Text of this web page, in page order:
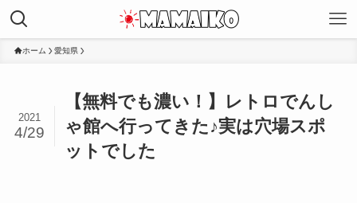
ホーム 愛知県
【無料でも濃い！】レトロでんし
ゃ館へ行ってきた♪実は穴場スポ
ットでした
2021
4/29